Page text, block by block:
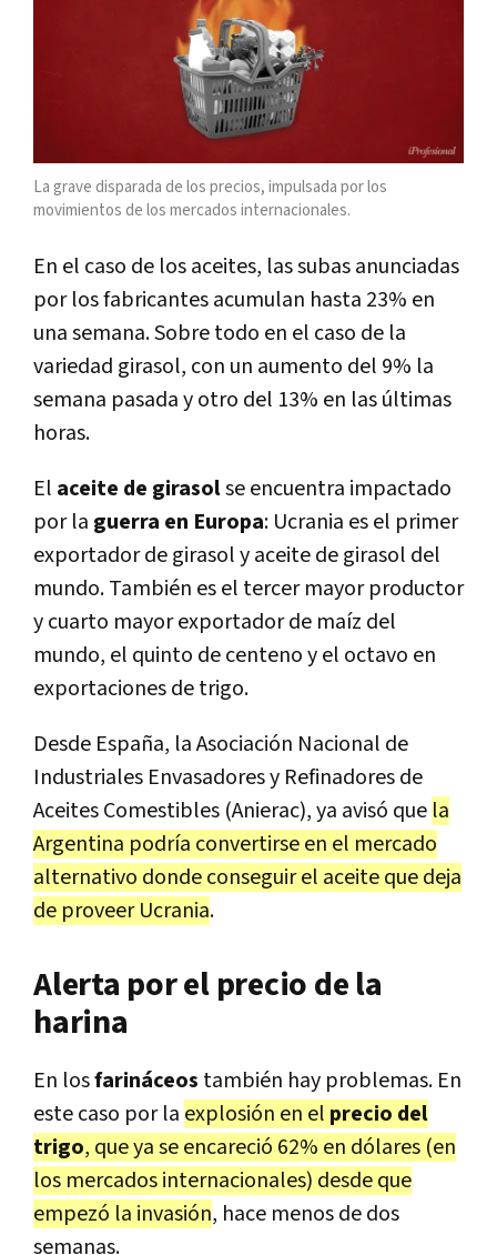
La grave disparada de los precios, impulsada por los
movimientos de los mercados internacionales.
En el caso de los aceites, las subas anunciadas
por los fabricantes acumulan hasta 23% en
una semana. Sobre todo en el caso de la
variedad girasol, con un aumento del 9% la
semana pasada y otro del 13% en las últimas
horas.
El aceite de girasolse encuentra impactado
por la guerra en Europa: Ucrania es el primer
exportador de girasol y aceite de girasol del
mundo. También es el tercer mayor productor
y cuarto mayor exportador de maíz del
mundo, el quinto de centeno y el octavo en
exportaciones de trigo.
Desde España, la Asociación Nacional de
Industriales Envasadores y Refinadores de
Aceites Comestibles (Anierac), ya avisó que la
Argentina podría convertirse en el mercado
alternativo donde conseguir el aceite que deja
de proveer Ucrania.
Alerta por el precio de la
harina
En losfarináceos también hay problemas. En
este caso por la explosión en el precio del
trigo, que ya se encareció 62% en dólares (en
los mercados internacionales) desde que
empezó la invasión, hace menos de dos
semanas.